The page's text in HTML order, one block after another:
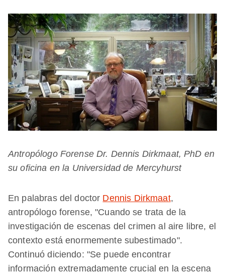
Antropólogo Forense Dr. Dennis Dirkmaat, PhD en
su oficina en la Universidad de Mercyhurst
En palabras del doctor Dennis Dirkmaat,
antropólogo forense, "Cuando se trata de la
investigación de escenas del crimen al aire libre, el
contexto está enormemente subestimado".
Continuó diciendo: "Se puede encontrar
información extremadamente crucial en la escena